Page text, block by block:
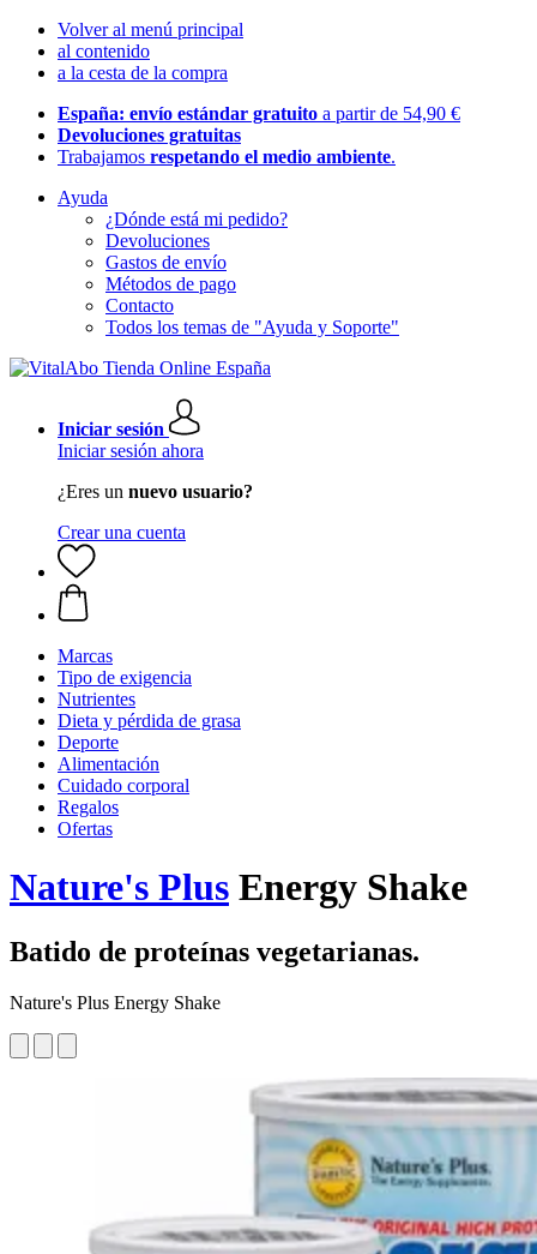
Volver al menú principal
al contenido
a la cesta de la compra
España: envío estándar gratuito a partir de 54,90 €
Devoluciones gratuitas
Trabajamos respetando el medio ambiente.
Ayuda
¿Dónde está mi pedido?
Devoluciones
Gastos de envío
Métodos de pago
Contacto
Todos los temas de "Ayuda y Soporte"
Iniciar sesión
Iniciar sesión ahora
¿Eres un nuevo usuario?
Crear una cuenta
Marcas
Tipo de exigencia
Nutrientes
Dieta y pérdida de grasa
Deporte
Alimentación
Cuidado corporal
Regalos
Ofertas
Nature's Plus Energy Shake
Batido de proteínas vegetarianas.
Nature's Plus Energy Shake